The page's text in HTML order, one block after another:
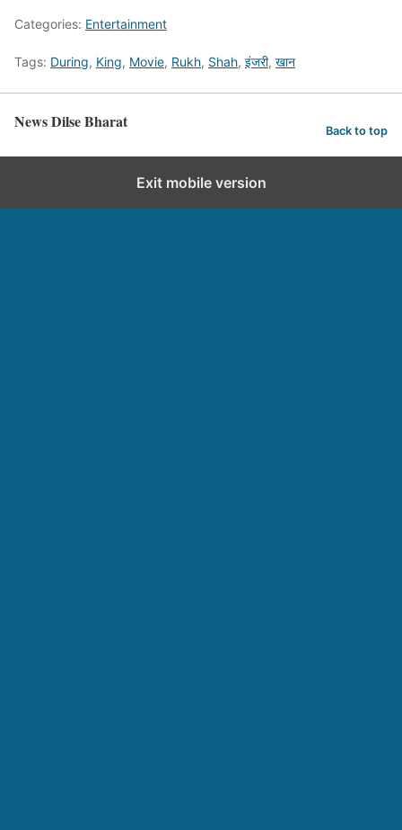
Categories: Entertainment
Tags: During, King, Movie, Rukh, Shah, इंजरी, खान
News Dilse Bharat Back to top
Exit mobile version